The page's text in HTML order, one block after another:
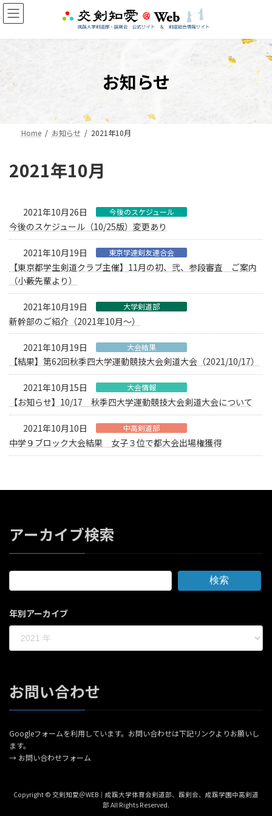
コ
ン
ン
ナ
ビ
ー
お知らせ
Home お知らせ 2021年10月
2021年10月
2021年10月26日 今後のスケジュール
今後のスケジュール（10/25版）変更あり
2021年10月19日 東京学連剣友連合会
【東京都学生剣道クラブ主催】11月の初、弐、参段審査 ご案内
（小藪先輩より）
2021年10月19日 大学剣道部
新幹部のご紹介（2021年10月〜）
2021年10月19日 大会結果
【結果】第62回秋季四大学運動競技大会剣道大会（2021/10/17）
2021年10月15日 大会情報
【お知らせ】10/17 秋季四大学運動競技大会剣道大会について
2021年10月10日 中高剣道部
中学９ブロック大会結果 女子３位で都大会出場権獲得
アーカイブ検索
検索
年別アーカイブ
お問い合わせ
Googleフォームを利用しています。お問い合わせは下記リンクよりお願いし
ます。
→ お問い合わせフォーム
Copyright © 交剣知愛＠WEB｜成蹊大学体育会剣道部、蹊剣会、成蹊学園中高剣道
部 All Rights Reserved.